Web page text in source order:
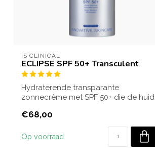
IS CLINICAL
ECLIPSE SPF 50+ Transculent
Hydraterende transparante
zonnecrème met SPF 50+ die de huid
€68,00
Op voorraad